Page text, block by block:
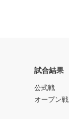
試合結果
公式戦
オープン戦